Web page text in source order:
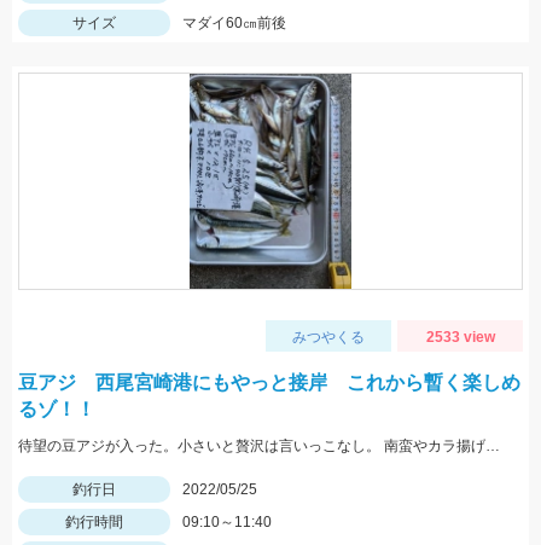
サイズ
マダイ60㎝前後
みつやくる 2533 view
豆アジ 西尾宮崎港にもやっと接岸 これから暫く楽しめ
るゾ！！
待望の豆アジが入った。小さいと贅沢は言いっこなし。 南蛮やカラ揚げに最適。今だけの特典。
釣行日
2022/05/25
釣行時間
09:10～11:40